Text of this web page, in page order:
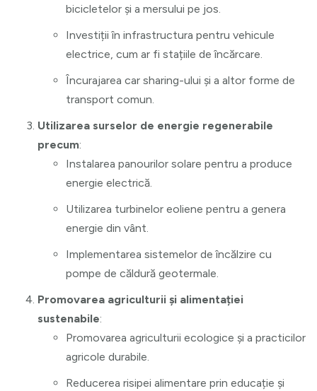
bicicletelor și a mersului pe jos.
Investiții în infrastructura pentru vehicule
electrice, cum ar fi stațiile de încărcare.
Încurajarea car sharing-ului și a altor forme de
transport comun.
Utilizarea surselor de energie regenerabile
precum:
Instalarea panourilor solare pentru a produce
energie electrică.
Utilizarea turbinelor eoliene pentru a genera
energie din vânt.
Implementarea sistemelor de încălzire cu
pompe de căldură geotermale.
Promovarea agriculturii și alimentației
sustenabile:
Promovarea agriculturii ecologice și a practicilor
agricole durabile.
Reducerea risipei alimentare prin educație și